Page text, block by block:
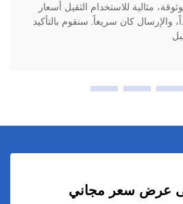
مثالية للاستخدام الثقيل أسعار
والإرسال كان سريعاً. سنقوم بالتأكيد
عرض سعر مجاني